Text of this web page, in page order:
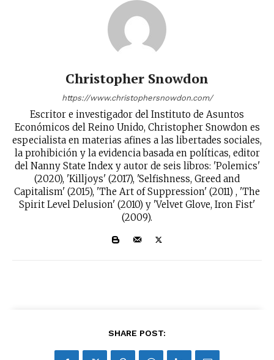
Suscríbete a nuestro boletín diario y
recibe todas las noticias del vapeo y la
reducción de daños en tu correo
receive all the news of vaping and
tobacco harm reduction in your email.
SUBSCRIBIRSE
Christopher Snowdon
https://www.christophersnowdon.com/
Escritor e investigador del Instituto de Asuntos
Económicos del Reino Unido, Christopher Snowdon es
especialista en materias afines a las libertades sociales,
la prohibición y la evidencia basada en políticas, editor
del Nanny State Index y autor de seis libros: 'Polemics'
(2020), 'Killjoys' (2017), 'Selfishness, Greed and
Capitalism' (2015), 'The Art of Suppression' (2011) , 'The
Spirit Level Delusion' (2010) y 'Velvet Glove, Iron Fist'
(2009).
SHARE POST: